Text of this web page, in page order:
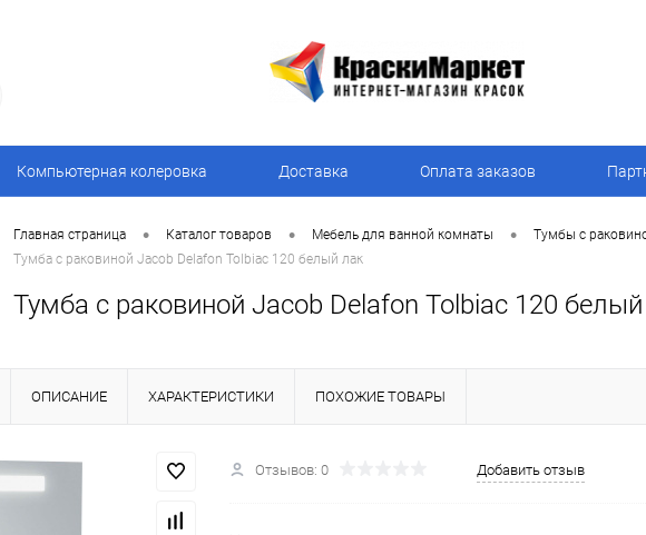
Компьютерная колеровка Доставка Оплата заказов
Главная страница • Каталог товаров • Мебель для ванной комнаты • Тумбы с
Тумба с раковиной Jacob Delafon Tolbiac 120 белый лак
Тумба с раковиной Jacob Delafon Tolbiac 120
ОПИСАНИЕ ХАРАКТЕРИСТИКИ ПОХОЖИЕ ТОВАРЫ
Отзывов: 0 Добавить отзыв